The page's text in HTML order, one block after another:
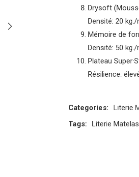
Drysoft
Densité: 20
Mémoire de
Densité: 50
Plateau
Résilience:
Categories: Literie
Tags:
Literie Matelas